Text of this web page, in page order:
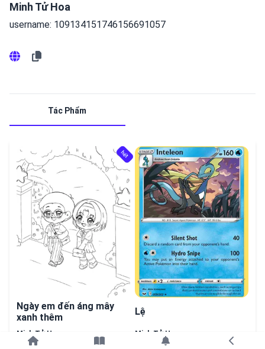
Minh Tử Hoa
username: 109134151746156691057
Tác Phẩm
Ngày em đến áng mây
xanh thêm
Minh Tử Hoa
hết
Lệ
Minh Tử Hoa